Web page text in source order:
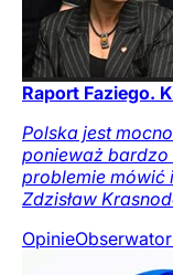
Raport Faziego.
Polska jest
ponieważ bardzo
problemie mówić
Zdzisław
Opinie